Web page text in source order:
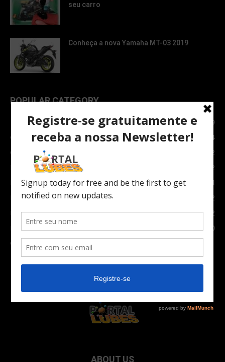
seu carro
Conheça a nova Yamaha MT-03 2019
POPULAR CATEGORY
TOPNEWS
7089
Carro e Moto
3764
Carro
2082
Notícias
1852
Indústria
1024
Moto
972
Economia
672
Newsletter
630
Carros Verdes e Novas tecnologias automotivas
ABOUT US